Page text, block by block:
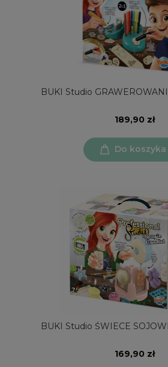
BUKI Studio
189,90 zł
Do koszyka
BUKI Studio ŚWIECE
169,90 zł